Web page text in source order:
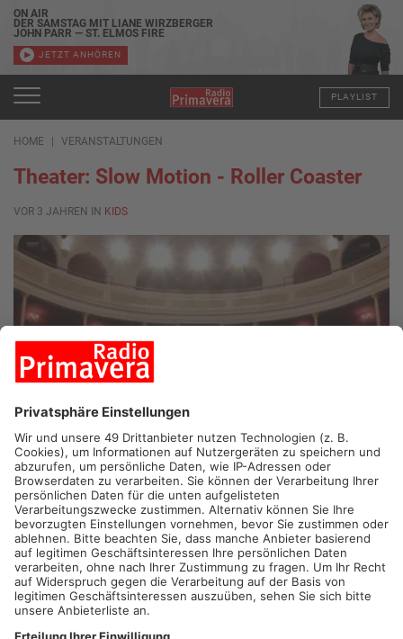
ON AIR
DER SAMSTAG MIT LIANE WIRZBERGER
JOHN PARR — ST. ELMOS FIRE
JETZT ANHÖREN
PLAYLIST
HOME VERANSTALTUNGEN
Theater: Slow Motion - Roller Coaster
VOR 3 JAHREN IN KIDS
Sieben Menschen treffen sich auf der Bühne, sieben
verschiedene Lebenswege und alle haben nur einZiel: Zeug
erledigen! Im Hamsterrad des Alltags vorankommen! Immer
weiter. Höher. Schneller.Aufregender.– Stop!– Müssen sie
wirklich ALLES tun, waswir tun müssen? Jeden Move
mitmachen?Wäre doch schön, mal kurz auszuatmen und zur